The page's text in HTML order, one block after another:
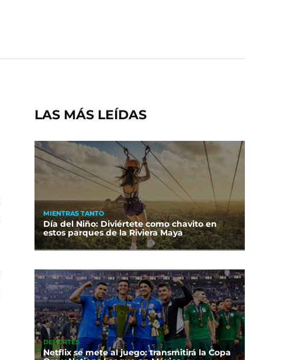
LAS MÁS LEÍDAS
MIENTRAS TANTO
Día del Niño: Diviértete como chavito en
estos parques de la Riviera Maya
DEPORTES
Netflix se mete al juego: transmitirá la Copa